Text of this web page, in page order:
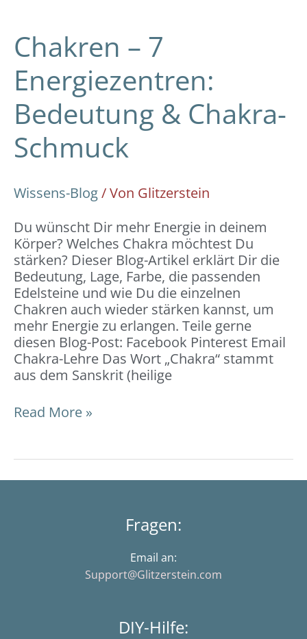
Chakren – 7
Energiezentren:
Bedeutung & Chakra-
Schmuck
Wissens-Blog/ Von Glitzerstein
Du wünscht Dir mehr Energie in deinem
Körper? Welches Chakra möchtest Du
stärken? Dieser Blog-Artikel erklärt Dir die
Bedeutung, Lage, Farbe, die passenden
Edelsteine und wie Du die einzelnen
Chakren auch wieder stärken kannst, um
mehr Energie zu erlangen. Teile gerne
diesen Blog-Post: Facebook Pinterest Email
Chakra-Lehre Das Wort „Chakra“ stammt
aus dem Sanskrit (heilige
Read More »
Fragen:
Email an:
Support@Glitzerstein.com
DIY-Hilfe: